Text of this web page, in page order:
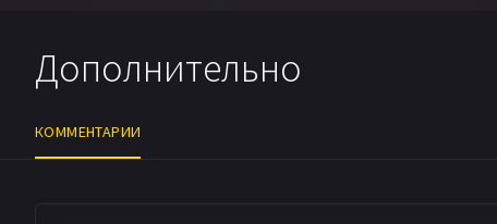
Дополнительно
КОММЕНТАРИИ